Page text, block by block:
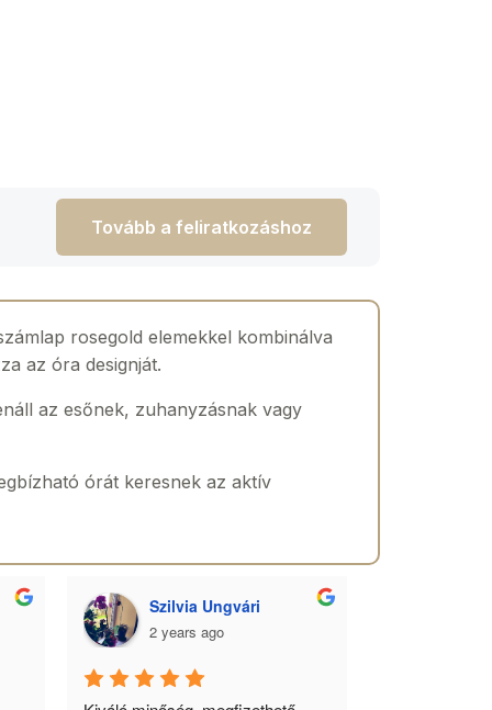
Tovább a feliratkozáshoz
rosegold elemekkel kombinálva
az óra designját.
az esőnek, zuhanyzásnak vagy
órát keresnek az aktív
Szilvia Ungvári
2 years ago